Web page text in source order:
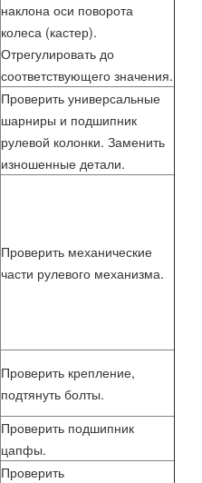
наклона оси поворота
колеса (кастер).
Отрегулировать до
соответствующего значения.
Проверить универсальные
шарниры и подшипник
рулевой колонки. Заменить
изношенные детали.
Проверить механические
части рулевого механизма.
Проверить крепление,
подтянуть болты.
Проверить подшипник
цапфы.
Проверить